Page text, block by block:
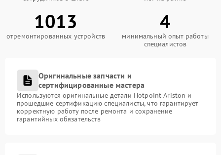
1013
отремонтированных устройств
4
минимальный опыт работы
специалистов
Оригинальные запчасти и
сертифицированные мастера
Используются оригинальные детали Hotpoint Ariston и
прошедшие сертификацию специалисты, что гарантирует
корректную работу после ремонта и сохранение
гарантийных обязательств